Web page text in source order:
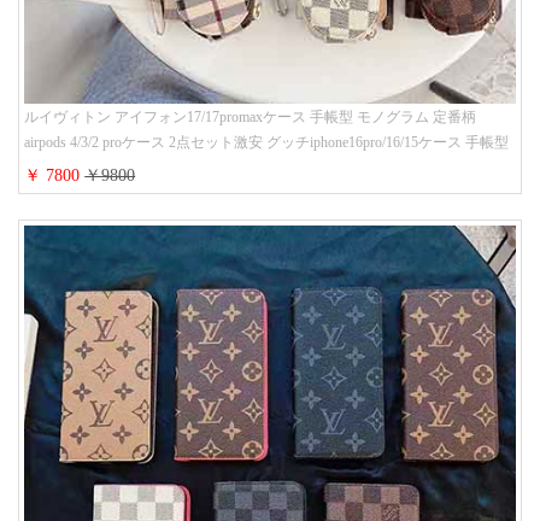
ルイヴィトン アイフォン17/17promaxケース 手帳型 モノグラム 定番柄
airpods 4/3/2 proケース 2点セット激安 グッチiphone16pro/16/15ケース 手帳型
財布カード入り 多機能 ハイ ブランド Galaxy S25/S24/S23手帳カバー おすす
め
￥ 7800￥9800